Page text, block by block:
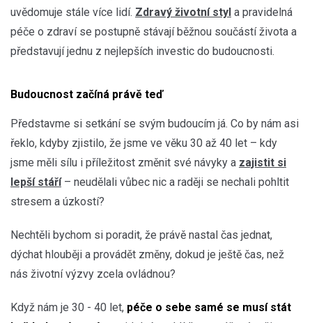
uvědomuje stále více lidí. Zdravý životní styl a pravidelná
péče o zdraví se postupně stávají běžnou součástí života a
představují jednu z nejlepších investic do budoucnosti.
Budoucnost začíná právě teď
Představme si setkání se svým budoucím já. Co by nám asi
řeklo, kdyby zjistilo, že jsme ve věku 30 až 40 let – kdy
jsme měli sílu i příležitost změnit své návyky a zajistit si
lepší stáří– neudělali vůbec nic a raději se nechali pohltit
stresem a úzkostí?
Nechtěli bychom si poradit, že právě nastal čas jednat,
dýchat hlouběji a provádět změny, dokud je ještě čas, než
nás životní výzvy zcela ovládnou?
Když nám je 30 - 40 let, péče o sebe samé se musí stát